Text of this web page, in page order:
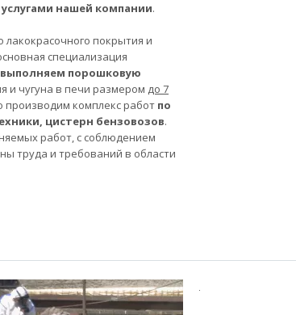
услугами нашей компании.
лакокрасочного покрытия и
специализация
выполняем порошковую
и чугуна в печи размером до 7
производим комплекс работ по
цистерн бензовозов.
работ, с соблюдением
труда и требований в области